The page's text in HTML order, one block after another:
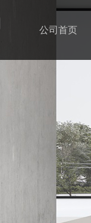
公司首页